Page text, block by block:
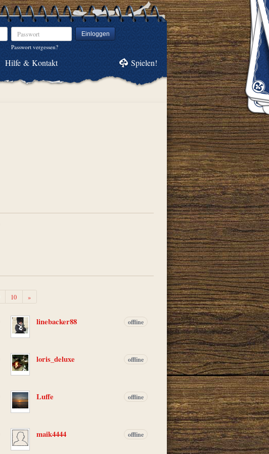
Passwort Einloggen
Passwort vergessen?
Hilfe & Kontakt Spielen!
10 »Weiter
linebacker88 offline
loris_deluxe offline
Luffe offline
maik4444 offline